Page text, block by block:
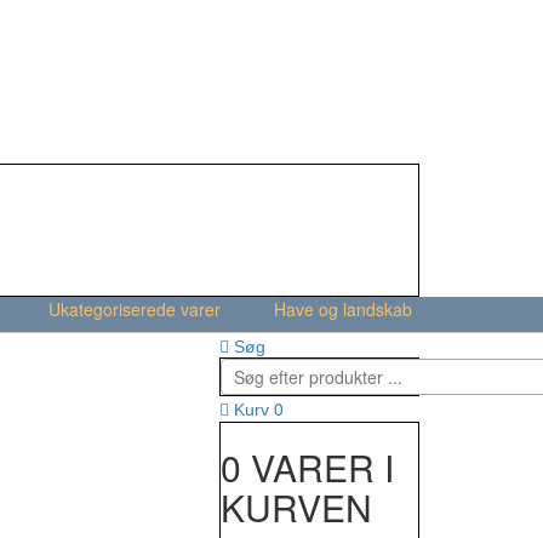
Ukategoriserede varer Have og landskab
Søg
Kurv 0
0 VARER I
KURVEN